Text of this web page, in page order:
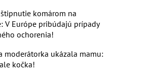
komárom na
V Európe pribúdajú prípady
ochorenia!
moderátorka ukázala mamu:
kočka!